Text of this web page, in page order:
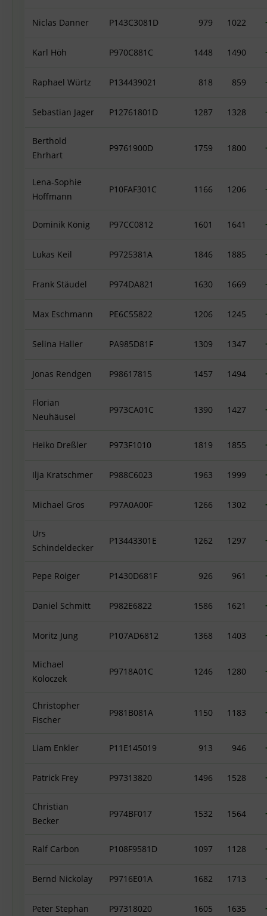
Niclas Danner P143C3081D 979 1022
Karl Höh P970C881C 1448 1490
Raphael Würtz P134439021 818 859
Sebastian Jager P12761801D 1287 1328
Berthold
Ehrhart
P9761900D 1759 1800
Lena-Sophie
Hoffmann
P10FAF301C 1166 1206
Dominik König P97CC0812 1601 1641
Lukas Keil P9725381A 1846 1885
Frank Stäudel P974DA821 1630 1669
Max Eschmann PE6C55822 1206 1245
Selina Haller PA985D81F 1309 1347
Jonas Rendgen P98617815 1457 1494
Florian
Neuhäusel
P973CA01C 1390 1427
Heiko Dreßler P973F1010 1819 1855
Ilja Kratschmer P988C6023 1963 1999
Michael Gros P97A0A00F 1266 1302
Urs
Schindeldecker
P13443301E 1262 1297
Pepe Roiger P1430D681F 926 961
Daniel Schmitt P982E6822 1586 1621
Moritz Jung P107AD6812 1368 1403
Michael
Koloczek
P9718A01C 1246 1280
Christopher
Fischer
P981B081A 1150 1183
Liam Enkler P11E145019 913 946
Patrick Frey P97313820 1496 1528
Christian
Becker
P974BF017 1532 1564
Ralf Carbon P108F9581D 1097 1128
Bernd Nickolay P9716E01A 1682 1713
Peter Stephan P97318020 1605 1635